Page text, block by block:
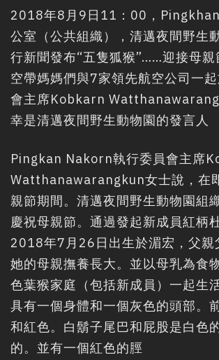
清邁夜間野生動物
2018年8月9日11：00，
公室（公共組織），清邁夜間野生
行新聞發布“五隻狐猴”……迎接母
空帶媽媽們與7家領先航空公司一
會主席Kobkarn
幸是清邁夜間野生動物園的發言人
Pingkan Nakorn執行委員會主席
Watthanawarangkun女士說，在
親節期間。清邁夜間野生動物園組
慶祝母親節。通過發起新成員紅柄
2018年7月26日出生於湄宏，父親
她的母親撫養長大。並以母乳為食
色葉猴家庭（包括新成員）一起生
具有一個身體和一個灰色的頭部。
和紅色。白鬍子尾巴和屁股是白色
的。並有一個紅色的脛